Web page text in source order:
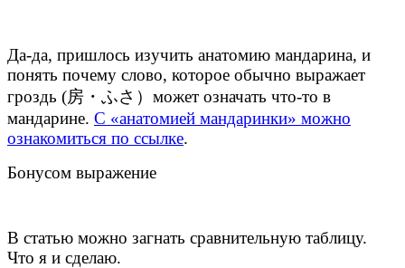
Да-да, пришлось изучить анатомию мандарина, и
понять почему слово, которое обычно выражает
гроздь (房・ふさ）может означать что-то в
мандарине. С «анатомией мандаринки» можно
ознакомиться по ссылке.
Бонусом выражение
В статью можно загнать сравнительную таблицу.
Что я и сделаю.